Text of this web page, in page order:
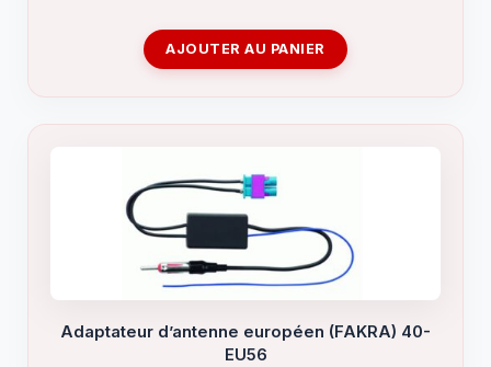
AJOUTER AU PANIER
Adaptateur d’antenne européen (FAKRA) 40-
EU56